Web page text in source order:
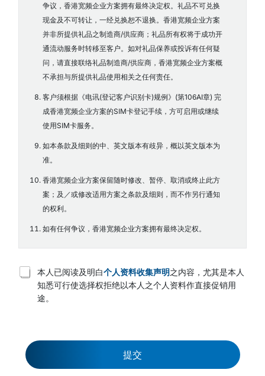
争议，香港宽频企业方案拥有最终决定权。礼品不可兑换
现金及不可转让，一经兑换恕不退换。香港宽频企业方案
并非所提供礼品之制造商/供应商；礼品所有权将于成功开
通流动服务时转移至客户。如对礼品保养或投诉有任何疑
问，请直接联络礼品制造商/供应商，香港宽频企业方案概
不承担与所提供礼品使用相关之任何责任。
客户须根据《电讯(登记客户识别卡)规例》(第106AI章) 完
成香港宽频企业方案的SIM卡登记手续，方可启用或继续
使用SIM卡服务。
如本条款及细则的中、英文版本有歧异，概以英文版本为
准。
香港宽频企业方案保留随时修改、暂停、取消或终止此方
案；及／或修改适用方案之条款及细则，而不作另行通知
的权利。
如有任何争议，香港宽频企业方案拥有最终决定权。
T
e
本人已阅读及明白个人资料收集声明之内容，尤其是本人
知悉可行使选择权拒绝以本人之个人资料作直接促销用
途。
提交